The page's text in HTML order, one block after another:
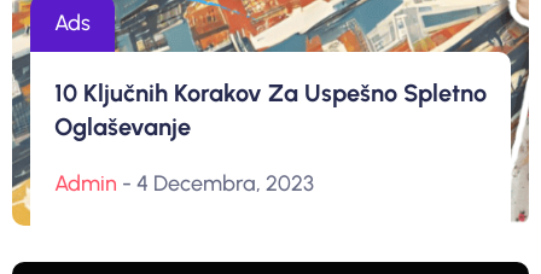
Ads
10 Ključnih Korakov Za Uspešno Spletno
Oglaševanje
Admin - 4 Decembra, 2023